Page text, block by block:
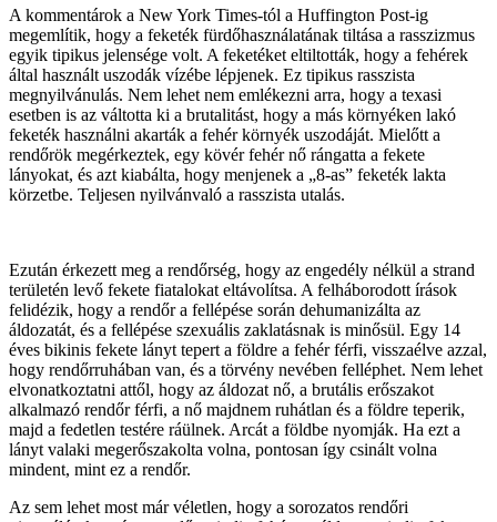
A kommentárok a New York Times-tól a Huffington Post-ig
megemlítik, hogy a feketék fürdőhasználatának tiltása a rasszizmus
egyik tipikus jelensége volt. A feketéket eltiltották, hogy a fehérek
által használt uszodák vízébe lépjenek. Ez tipikus rasszista
megnyilvánulás. Nem lehet nem emlékezni arra, hogy a texasi
esetben is az váltotta ki a brutalitást, hogy a más környéken lakó
feketék használni akarták a fehér környék uszodáját. Mielőtt a
rendőrök megérkeztek, egy kövér fehér nő rángatta a fekete
lányokat, és azt kiabálta, hogy menjenek a „8-as” feketék lakta
körzetbe. Teljesen nyilvánvaló a rasszista utalás.
Ezután érkezett meg a rendőrség, hogy az engedély nélkül a strand
területén levő fekete fiatalokat eltávolítsa. A felháborodott írások
felidézik, hogy a rendőr a fellépése során dehumanizálta az
áldozatát, és a fellépése szexuális zaklatásnak is minősül. Egy 14
éves bikinis fekete lányt tepert a földre a fehér férfi, visszaélve azzal,
hogy rendőrruhában van, és a törvény nevében felléphet. Nem lehet
elvonatkoztatni attől, hogy az áldozat nő, a brutális erőszakot
alkalmazó rendőr férfi, a nő majdnem ruhátlan és a földre teperik,
majd a fedetlen testére ráülnek. Arcát a földbe nyomják. Ha ezt a
lányt valaki megerőszakolta volna, pontosan így csinált volna
mindent, mint ez a rendőr.
Az sem lehet most már véletlen, hogy a sorozatos rendőri